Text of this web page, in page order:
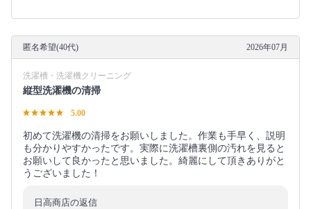
匿名希望(40代) 2026年07月
洗濯槽・洗濯機クリーニング
縦型洗濯機の清掃
5.00
初めて洗濯機の清掃をお願いしました。作業も手早く、説明
も分かりやすかったです。実際に洗濯槽裏側の汚れを見ると
お願いして良かったと思いました。綺麗にして頂きありがと
うございました！
日高商店の返信